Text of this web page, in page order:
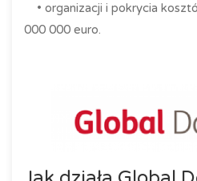
• organizacji i pokrycia
000 000 euro.